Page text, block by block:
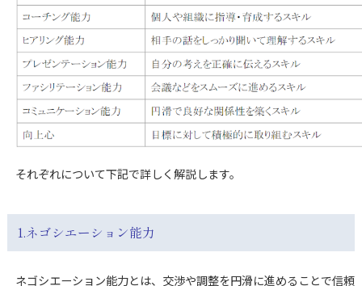
それぞれについて下記で詳しく解説します。
1.ネゴシエーション能力
ネゴシエーション能力とは、交渉や調整を円滑に進めることで信頼